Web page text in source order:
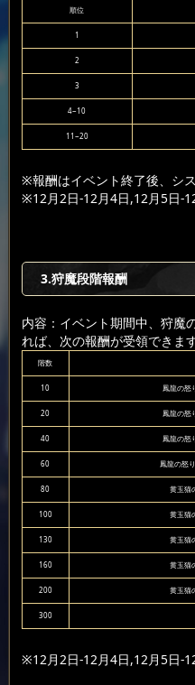
順位
1
2
3
4~10
11~20
※報酬はイベント終了後、シ
※12月2日-12月4日,12月5日-12
3.狩魔段階報酬
内容：イベント期間中、狩魔
れば、次の報酬が受領できます
階数
10 鳳龍の怒
20 鳳龍の怒
40 鳳龍の怒
60 鳳龍の怒
80 黄玉猫
100 黄玉猫
130 黄玉猫
160 黄玉猫
200 黄玉猫
300
※12月2日-12月4日,12月5日-12